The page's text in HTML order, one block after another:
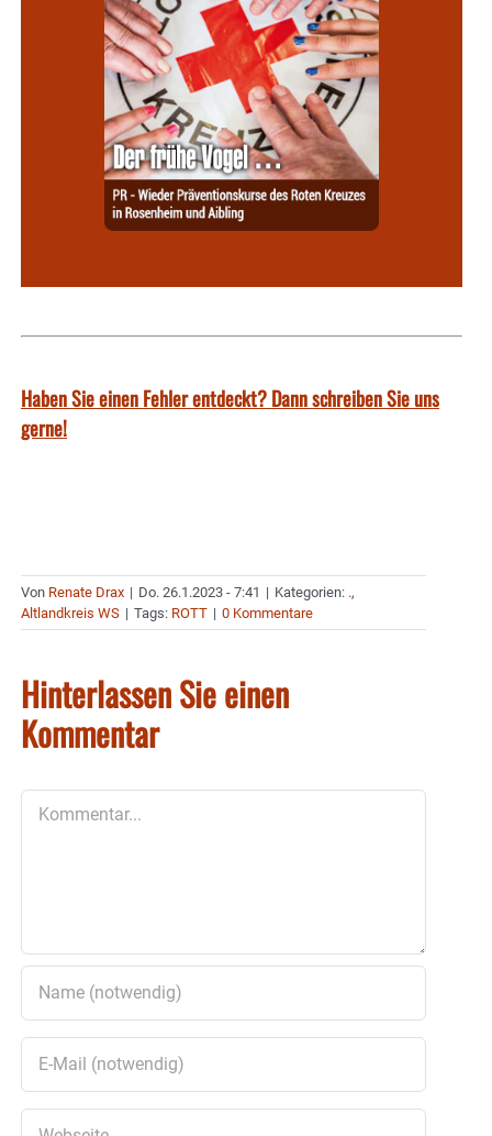
Haben Sie einen Fehler entdeckt? Dann schreiben Sie uns
gerne!
Von Renate Drax | Do. 26.1.2023 - 7:41 | Kategorien: .,
Altlandkreis WS | Tags: ROTT | 0 Kommentare
Hinterlassen Sie einen
Kommentar